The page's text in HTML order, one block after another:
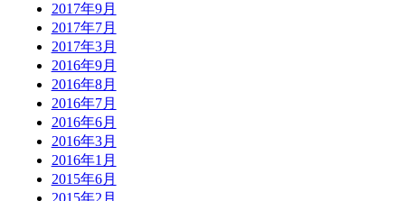
2017年9月
2017年7月
2017年3月
2016年9月
2016年8月
2016年7月
2016年6月
2016年3月
2016年1月
2015年6月
2015年2月